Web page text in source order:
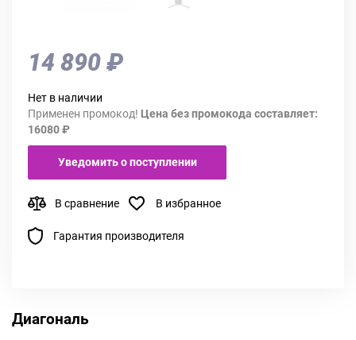
14 890 ₽
Нет в наличии
Применен промокод! Цена без промокода составляет:
16080 ₽
Уведомить о поступлении
В сравнение В избранное
Гарантия производителя
Диагональ